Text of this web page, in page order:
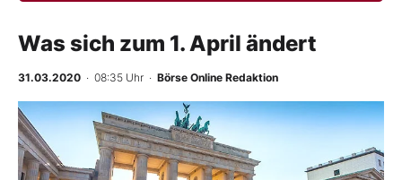
Anlageprodukte
Finanz-Check
Abo & Shop
BO-Musterdepots
Was sich zum 1. April ändert
31.03.2020 · 08:35 Uhr · Börse Online Redaktion